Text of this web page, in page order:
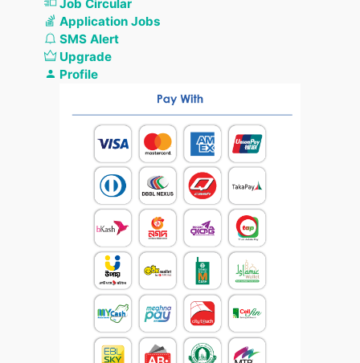
Job Circular
Application Jobs
SMS Alert
Upgrade
Profile